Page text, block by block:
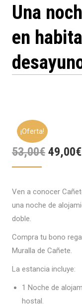
Una
en
¡Oferta!
53,00€ El
original
era:
49,00€
Ven a conocer
una noche de
doble.
Compra tu bono
Muralla de Cañete.
La estancia incluye:
1 Noche de
hostal.